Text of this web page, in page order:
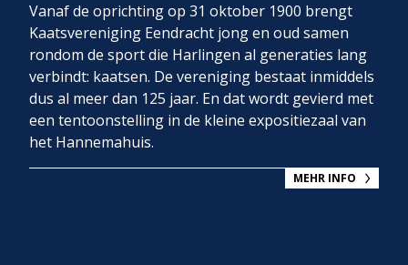
Vanaf de oprichting op 31 oktober 1900 brengt
Kaatsvereniging Eendracht jong en oud samen
rondom de sport die Harlingen al generaties lang
verbindt: kaatsen. De vereniging bestaat inmiddels
dus al meer dan 125 jaar. En dat wordt gevierd met
een tentoonstelling in de kleine expositiezaal van
het Hannemahuis.
MEHR INFO